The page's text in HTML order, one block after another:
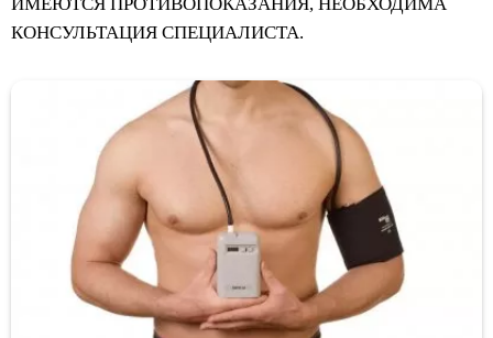
ИМЕЮТСЯ ПРОТИВОПОКАЗАНИЯ, НЕОБХОДИМА
КОНСУЛЬТАЦИЯ СПЕЦИАЛИСТА.